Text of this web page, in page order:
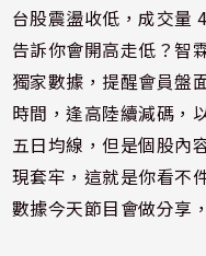
台股震盪收低，成交量
告訴你會開高走低？智
獨家數據，提醒會員盤
時間，逢高陸續減碼，
五日均線，但是個股內
現套牢，這就是你看不
數據今天節目會做分享